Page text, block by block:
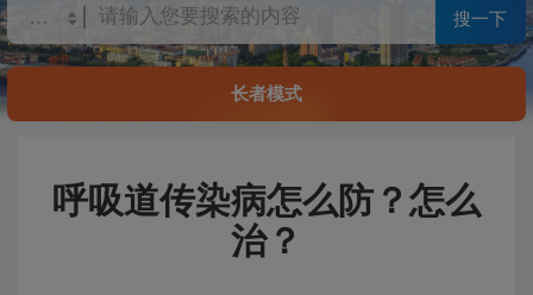
搜一下
长者模式
呼吸道传染病怎么防？怎么
治？